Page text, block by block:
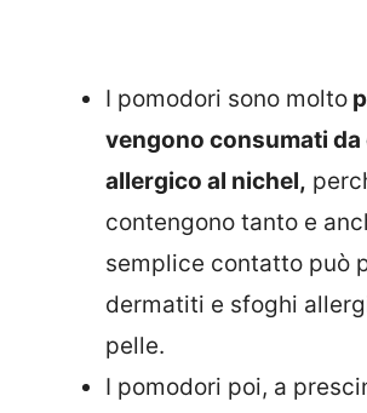
I pomodori sono molto
vengono consumati da
allergico al nichel,
contengono tanto e
semplice contatto può
dermatiti e sfoghi
pelle.
I pomodori poi, a